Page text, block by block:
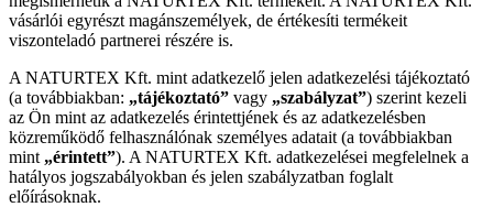
vásárlói egyrészt magánszemélyek, de értékesíti termékeit
viszonteladó partnerei részére is.
A NATURTEX Kft. mint adatkezelő jelen adatkezelési tájékoztató
(a továbbiakban: „tájékoztató” vagy „szabályzat”) szerint kezeli
az Ön mint az adatkezelés érintettjének és az adatkezelésben
közreműködő felhasználónak személyes adatait (a továbbiakban
mint „érintett”). A NATURTEX Kft. adatkezelései megfelelnek a
hatályos jogszabályokban és jelen szabályzatban foglalt
előírásoknak.